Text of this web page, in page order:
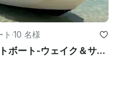
ト ·10 名様
24フィートジェットボート-ウェイク＆サーフ-豚と一緒に泳いだり、カメと一緒にシュノーケリングをしたりするのは無料